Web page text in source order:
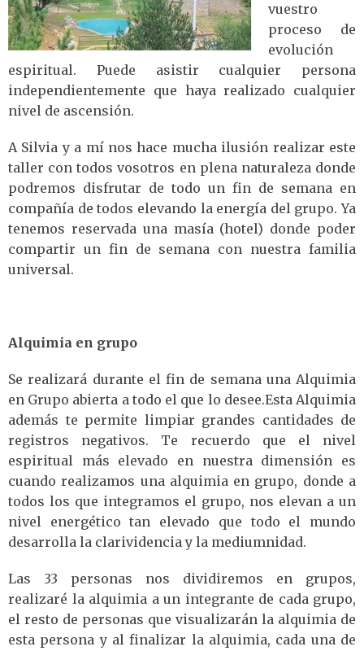
vuestro
proceso de
evolución
espiritual. Puede asistir cualquier persona
independientemente que haya realizado cualquier
nivel de ascensión.
A Silvia y a mí nos hace mucha ilusión realizar este
taller con todos vosotros en plena naturaleza donde
podremos disfrutar de todo un fin de semana en
compañía de todos elevando la energía del grupo. Ya
tenemos reservada una masía (hotel) donde poder
compartir un fin de semana con nuestra familia
universal.
Alquimia en grupo
Se realizará durante el fin de semana una Alquimia
en Grupo abierta a todo el que lo desee.Esta Alquimia
además te permite limpiar grandes cantidades de
registros negativos. Te recuerdo que el nivel
espiritual más elevado en nuestra dimensión es
cuando realizamos una alquimia en grupo, donde a
todos los que integramos el grupo, nos elevan a un
nivel energético tan elevado que todo el mundo
desarrolla la clarividencia y la mediumnidad.
Las 33 personas nos dividiremos en grupos,
realizaré la alquimia a un integrante de cada grupo,
el resto de personas que visualizarán la alquimia de
esta persona y al finalizar la alquimia, cada una de